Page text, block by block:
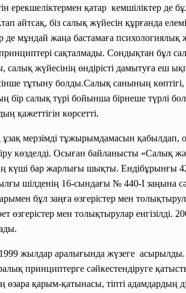
ерекшеліктермен қатар кемшіліктер де
айтсақ, біз салық жүйесін құрғанда
мұндай жаңа бастамаға психологиялық
сақталмады. Сондықтан бұл
жүйесінің өндірісті дамытуға еш
тұтыну болды.Салық санының
бір салық түрі бойынша бірнеше түрлі
қажеттігін көрсетті.
мерзімді тұжырымдамасын қабылдап,
көзделді. Осыған байланысты «Салық
күші бар жарлығы шықты. Ендібұрынғы
шілденің 16-сындағы № 440-I заңына
бұл заңға өзгерістер мен
мен толықтырулар енгізілді.
жылдар аралығында жүзеге асырылды.
принциптерге сәйкестендіруге
қарым-қатынасы, тіпті адамдардың